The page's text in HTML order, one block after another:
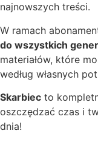
najnowszych treści.
W ramach
do wszystkich
materiałów, które
według własnych
Skarbiec to
oszczędzać czas i
dnia!